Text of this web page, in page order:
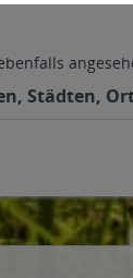
Städten,